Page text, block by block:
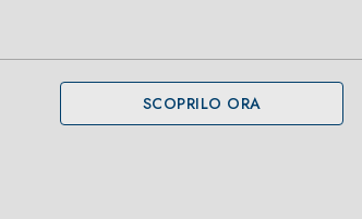
SCOPRILO ORA